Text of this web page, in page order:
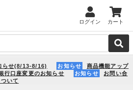
ログイン カート
らせ(8/13-8/16) お知らせ
商品機能アップ
行口座変更のお知らせ お知らせ
お問い合
いて